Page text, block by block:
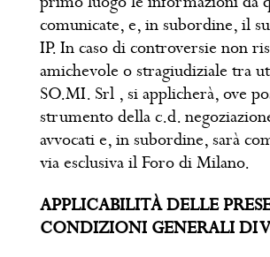
comunicate, e, in subordine, il
IP. In caso di controversie non
amichevole o stragiudiziale tra
SO.MI. Srl , si applicherà, ove
strumento della c.d.
avvocati e, in subordine, sarà
via esclusiva il Foro di Milano.
APPLICABILITÀ DELLE
CONDIZIONI GENERALI DI